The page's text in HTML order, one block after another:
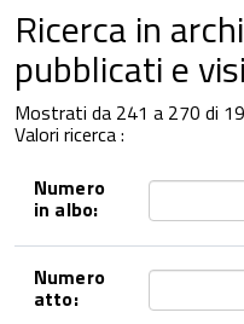
Ricerca in
pubblicati e
Mostrati da 241 a 270 di
Valori ricerca :
Numero
in albo:
Numero
atto: